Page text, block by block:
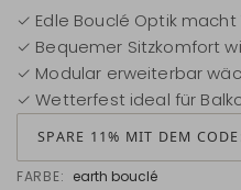
✓ Edle Bouclé Optik macht
✓ Bequemer Sitzkomfort
✓ Modular erweiterbar
✓ Wetterfest ideal für
SPARE 11% MIT DEM
FARBE: earth bouclé